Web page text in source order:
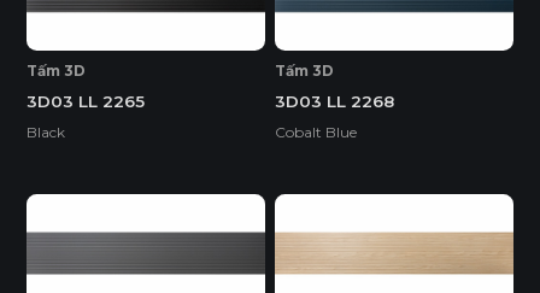
Tấm 3D
3D03 LL 2265
Black
Tấm 3D
3D03 LL 2268
Cobalt Blue